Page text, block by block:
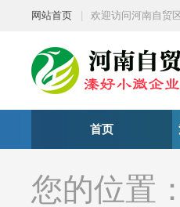
网站首页 欢迎访问河南自贸
首页
您的位置：